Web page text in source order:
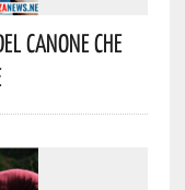
Canone Che